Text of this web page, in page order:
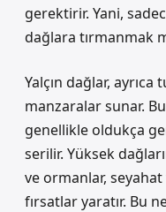
gerektirir. Yani,
dağlara tırmanmak
Yalçın dağlar,
manzaralar sunar. Bu
genellikle oldukça
serilir. Yüksek
ve ormanlar,
fırsatlar yaratır. Bu